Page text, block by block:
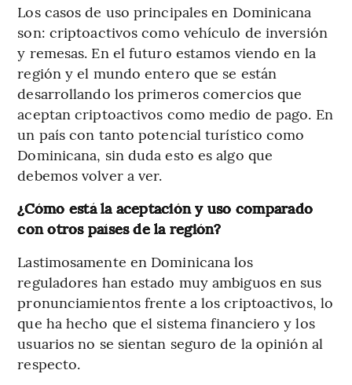
Los casos de uso principales en Dominicana
son: criptoactivos como vehículo de inversión
y remesas. En el futuro estamos viendo en la
región y el mundo entero que se están
desarrollando los primeros comercios que
aceptan criptoactivos como medio de pago. En
un país con tanto potencial turístico como
Dominicana, sin duda esto es algo que
debemos volver a ver.
¿Cómo está la aceptación y uso comparado
con otros países de la región?
Lastimosamente en Dominicana los
reguladores han estado muy ambiguos en sus
pronunciamientos frente a los criptoactivos, lo
que ha hecho que el sistema financiero y los
usuarios no se sientan seguro de la opinión al
respecto.